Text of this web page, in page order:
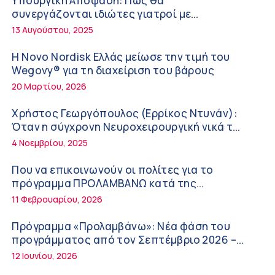
στη διάρκεια του καλοκαιριού
12:08 μμ
Μιχάλης Τάτσης, Insurance & Healthcare
Analyst, διευθυντής Επιχειρηματικής
Ανάπτυξης Ομίλου HHG
11:54 πμ
Kavita Patel: Ένα στα πέντε καινοτόμα
φάρμακα φτάνει τελικά στην Ελλάδα
9:21 πμ
Υπάρχει τελικά «δίαιτα θυρεοειδούς»; Τι
λέει η επιστήμη για τη διατροφή και τα
συμπληρώματα
7:38 πμ
Πυρκαγιά στη Δυτική Αττική: Οι κίνδυνοι για
τη δημόσια υγεία
7:16 πμ
Metropolitan Hospital: Στο επίκεντρο των
συνεργάζονται ιδιώτες γιατροί με
νοσοκομεία του δημοσίου συστήματος
13 Αυγούστου, 2025
Η Novo Nordisk Ελλάς μείωσε την τιμή του
Wegovy® για τη διαχείριση του βάρους
20 Μαρτίου, 2026
Χρήστος Γεωργόπουλος (Ερρίκος Ντυνάν):
Όταν η σύγχρονη Νευροχειρουργική νικά το
φόβο!
4 Νοεμβρίου, 2025
Που να επικοινωνούν οι πολίτες για το
πρόγραμμα ΠΡΟΛΑΜΒΑΝΩ κατά της
παχυσαρκίας
11 Φεβρουαρίου, 2026
Πρόγραμμα «Προλαμβάνω»: Νέα φάση του
προγράμματος από τον Σεπτέμβριο 2026 –
Δωρεάν προληπτικές εξετάσεις έως το 2030
12 Ιουνίου, 2026